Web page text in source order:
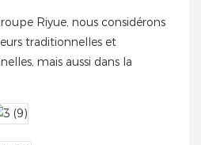
Riyue, nous considérons
traditionnelles et
mais aussi dans la